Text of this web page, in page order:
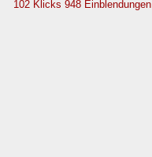
102 Klicks 948 Einblendungen